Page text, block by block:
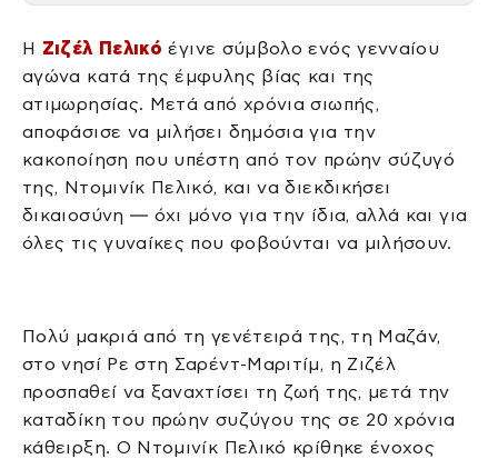
Η Ζιζέλ Πελικό έγινε σύμβολο ενός γενναίου
αγώνα κατά της έμφυλης βίας και της
ατιμωρησίας. Μετά από χρόνια σιωπής,
αποφάσισε να μιλήσει δημόσια για την
κακοποίηση που υπέστη από τον πρώην σύζυγό
της, Ντομινίκ Πελικό, και να διεκδικήσει
δικαιοσύνη — όχι μόνο για την ίδια, αλλά και για
όλες τις γυναίκες που φοβούνται να μιλήσουν.
Πολύ μακριά από τη γενέτειρά της, τη Μαζάν,
στο νησί Ρε στη Σαρέντ-Μαριτίμ, η Ζιζέλ
προσπαθεί να ξαναχτίσει τη ζωή της, μετά την
καταδίκη του πρώην συζύγου της σε 20 χρόνια
κάθειρξη. Ο Ντομινίκ Πελικό κρίθηκε ένοχος